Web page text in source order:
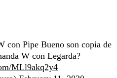
con Pipe Bueno son copia de
W con Legarda?
MLl9akq2y4